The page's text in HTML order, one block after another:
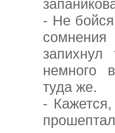
- Не
немного
туда же.
-